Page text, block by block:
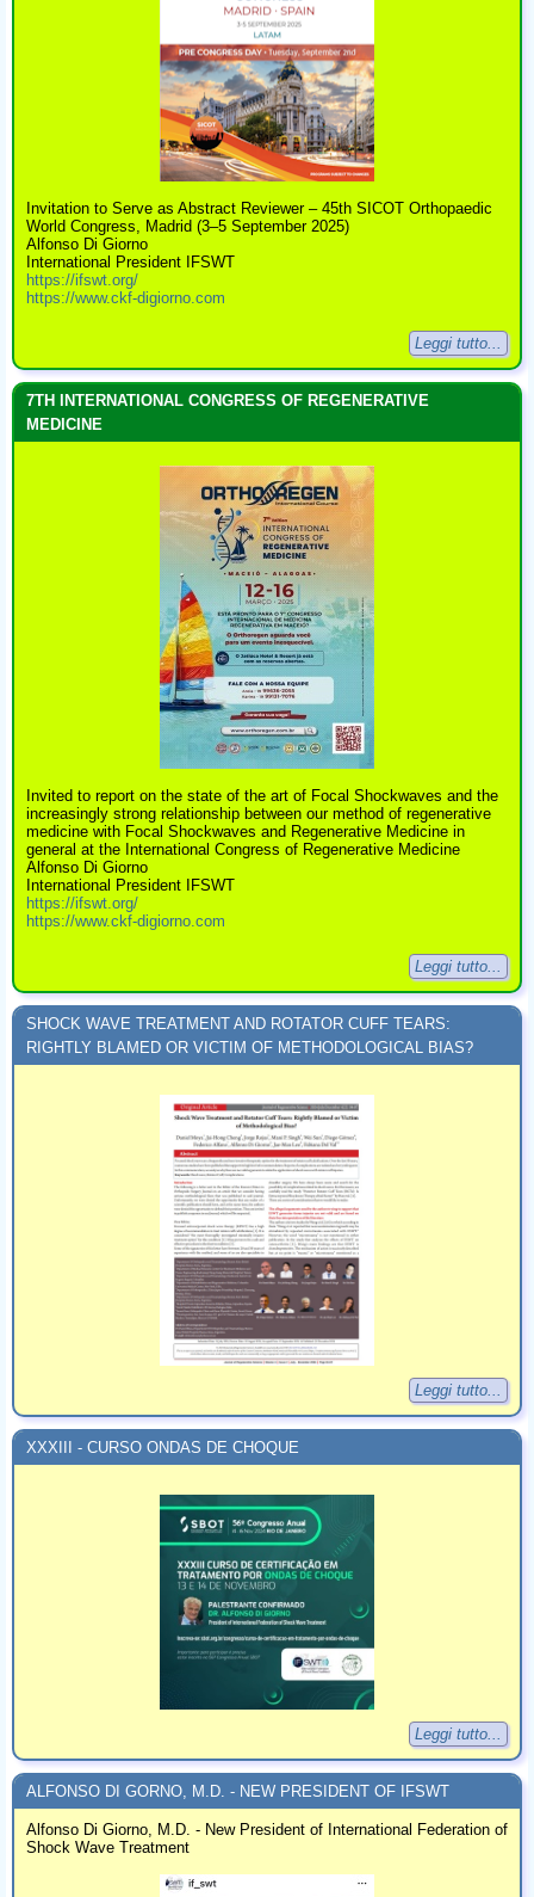
Invitation to Serve as Abstract Reviewer – 45th SICOT Orthopaedic
World Congress, Madrid (3–5 September 2025)
Alfonso Di Giorno
International President IFSWT
https://ifswt.org/
https://www.ckf-digiorno.com
Leggi tutto...
7TH INTERNATIONAL CONGRESS OF REGENERATIVE
MEDICINE
Invited to report on the state of the art of Focal Shockwaves and the
increasingly strong relationship between our method of regenerative
medicine with Focal Shockwaves and Regenerative Medicine in
general at the International Congress of Regenerative Medicine
Alfonso Di Giorno
International President IFSWT
https://ifswt.org/
https://www.ckf-digiorno.com
Leggi tutto...
SHOCK WAVE TREATMENT AND ROTATOR CUFF TEARS:
RIGHTLY BLAMED OR VICTIM OF METHODOLOGICAL BIAS?
Leggi tutto...
XXXIII - CURSO ONDAS DE CHOQUE
Leggi tutto...
ALFONSO DI GORNO, M.D. - NEW PRESIDENT OF IFSWT
Alfonso Di Giorno, M.D. - New President of International Federation of
Shock Wave Treatment